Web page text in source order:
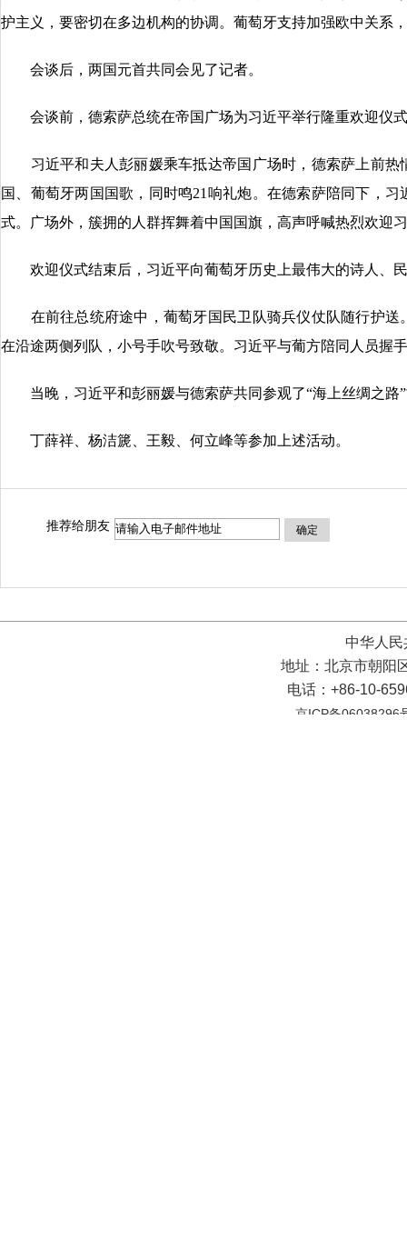
护主义，要密切在多边机构的协调。葡萄牙支持加强欧中关系
会谈后，两国元首共同会见了记者。
会谈前，德索萨总统在帝国广场为习近平举行隆重欢迎仪
习近平和夫人彭丽媛乘车抵达帝国广场时，德索萨上前热
国、葡萄牙两国国歌，同时鸣21响礼炮。在德索萨陪同下，
式。广场外，簇拥的人群挥舞着中国国旗，高声呼喊热烈欢迎
欢迎仪式结束后，习近平向葡萄牙历史上最伟大的诗人、
在前往总统府途中，葡萄牙国民卫队骑兵仪仗队随行护送
在沿途两侧列队，小号手吹号致敬。习近平与葡方陪同人员握
当晚，习近平和彭丽媛与德索萨共同参观了“海上丝绸之路
丁薛祥、杨洁篪、王毅、何立峰等参加上述活动。
推荐给朋友 确定
中华人
地址：北京市朝阳
电话：+86-10-
京ICP备06038296